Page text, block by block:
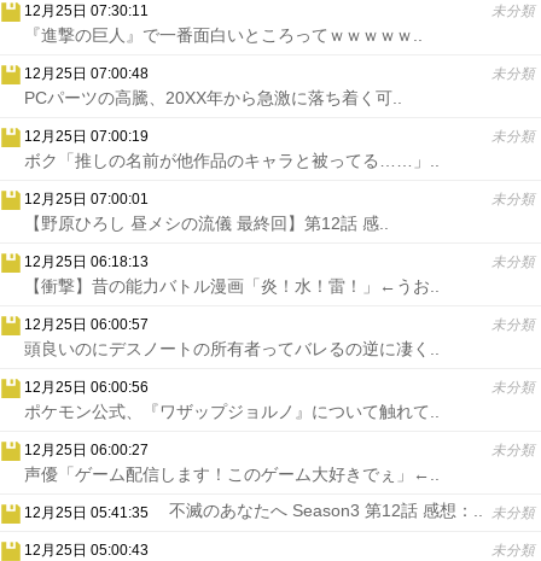
12月25日 07:30:11 未分類
『進撃の巨人』で一番面白いところってｗｗｗｗｗ..
12月25日 07:00:48 未分類
PCパーツの高騰、20XX年から急激に落ち着く可..
12月25日 07:00:19 未分類
ボク「推しの名前が他作品のキャラと被ってる……」..
12月25日 07:00:01 未分類
【野原ひろし 昼メシの流儀 最終回】第12話 感..
12月25日 06:18:13 未分類
【衝撃】昔の能力バトル漫画「炎！水！雷！」←うお..
12月25日 06:00:57 未分類
頭良いのにデスノートの所有者ってバレるの逆に凄く..
12月25日 06:00:56 未分類
ポケモン公式、『ワザップジョルノ』について触れて..
12月25日 06:00:27 未分類
声優「ゲーム配信します！このゲーム大好きでぇ」←..
12月25日 05:41:35 未分類
不滅のあなたへ Season3 第12話 感想：..
12月25日 05:00:43 未分類